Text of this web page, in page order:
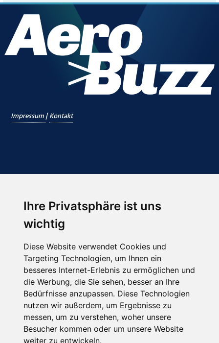
Ihre Privatsphäre ist uns
wichtig
Diese Website verwendet Cookies und
Targeting Technologien, um Ihnen ein
besseres Internet-Erlebnis zu ermöglichen und
die Werbung, die Sie sehen, besser an Ihre
Bedürfnisse anzupassen. Diese Technologien
nutzen wir außerdem, um Ergebnisse zu
messen, um zu verstehen, woher unsere
Besucher kommen oder um unsere Website
weiter zu entwickeln.
Impressum|Kontakt
Hier finden Sie uns auch
Abonnieren Sie unseren Newsletter
Email*